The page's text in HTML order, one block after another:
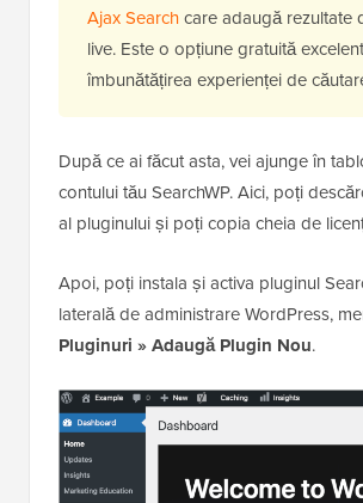
Ajax Searchcare adaugă rezultate
live. Este o opțiune gratuită
îmbunătățirea experienței de
După ce ai făcut asta, vei ajunge în
contului tău SearchWP. Aici, poți
al pluginului și poți copia cheia de
Apoi, poți instala și activa pluginul
laterală de administrare WordPress,
Pluginuri » Adaugă Plugin Nou.